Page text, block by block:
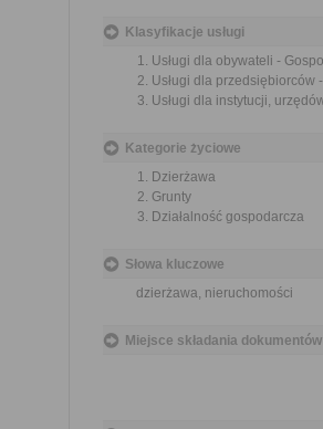
Klasyfikacje usługi
Usługi dla obywateli -
Usługi dla
Usługi dla instytucji,
Kategorie życiowe
Dzierżawa
Grunty
Działalność gospodarcza
Słowa kluczowe
dzierżawa, nieruchomości
Miejsce składania dokumentów